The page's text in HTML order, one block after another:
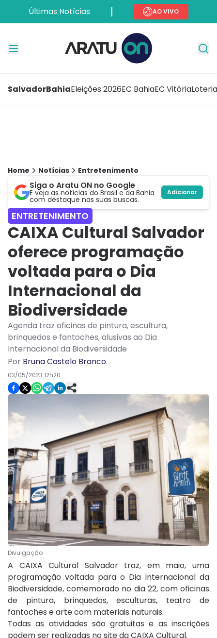
Últimas Notícias AO VIVO
SalvadorBahiaEleições 2026EC BahiaEC Vitória
Home Notícias Entretenimento
Siga o Aratu ON no Google
E veja as notícias do Brasil e da Bahia
com destaque nas suas buscas.
Adicionar
ENTRETENIMENTO
CAIXA Cultural Salvador
oferece programação
voltada para o Dia
Internacional da
Biodiversidade
Agenda traz oficinas de pintura, escultura,
brinquedos e fantoches, alusivas ao Dia
Internacional da Biodiversidade
Por Bruna Castelo Branco.
03/05/2023 12h20
Divulgação
A CAIXA Cultural Salvador traz, em maio, uma
programação voltada para o Dia Internacional da
Biodiversidade, comemorado no dia 22, com oficinas
de pintura, brinquedos, esculturas, teatro de
fantoches e arte com materiais naturais.
Todas as atividades são gratuitas e as inscrições
podem ser realizadas no site da CAIXA Cultural.